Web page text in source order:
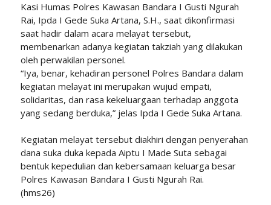
Kasi Humas Polres Kawasan Bandara I Gusti Ngurah
Rai, Ipda I Gede Suka Artana, S.H., saat dikonfirmasi
saat hadir dalam acara melayat tersebut,
membenarkan adanya kegiatan takziah yang dilakukan
oleh perwakilan personel.
“Iya, benar, kehadiran personel Polres Bandara dalam
kegiatan melayat ini merupakan wujud empati,
solidaritas, dan rasa kekeluargaan terhadap anggota
yang sedang berduka,” jelas Ipda I Gede Suka Artana.
Kegiatan melayat tersebut diakhiri dengan penyerahan
dana suka duka kepada Aiptu I Made Suta sebagai
bentuk kepedulian dan kebersamaan keluarga besar
Polres Kawasan Bandara I Gusti Ngurah Rai.
(hms26)